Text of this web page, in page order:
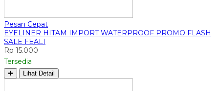
Pesan Cepat
EYELINER HITAM IMPORT WATERPROOF PROMO FLASH
SALE FEALI
Rp 15.000
Tersedia
✚ Lihat Detail